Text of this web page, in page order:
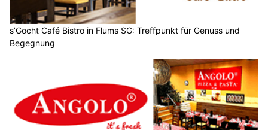
s’Gocht Café Bistro in Flums SG: Treffpunkt für Genuss und
Begegnung